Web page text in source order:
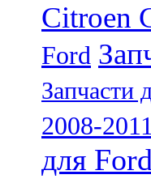
Citroen
Ford
Запчасти
2008-2011
для